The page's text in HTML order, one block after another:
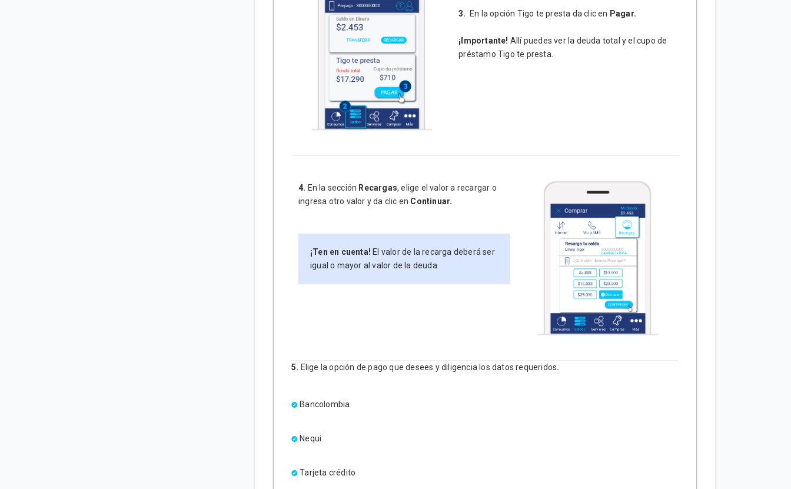
3. En la opción Tigo te presta da clic en Pagar.
¡Importante! Allí puedes ver la deuda total y el cupo de
préstamo Tigo te presta.
4. En la sección Recargas, elige el valor a recargar o
ingresa otro valor y da clic en Continuar.
¡Ten en cuenta! El valor de la recarga deberá ser
igual o mayor al valor de la deuda.
5. Elige la opción de pago que desees y diligencia los datos requeridos.
Bancolombia
Nequi
Tarjeta crédito